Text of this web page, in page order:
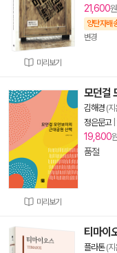
미리보기
21,600
양탄자배
변경
미리보기
모던걸
김해경 (
정은문고|
19,800
품절
티마이
플라톤(지